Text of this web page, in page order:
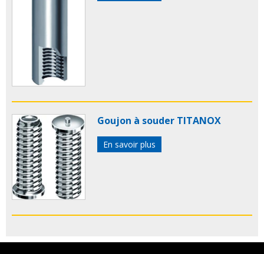
Goujon à souder TITANOX
En savoir plus